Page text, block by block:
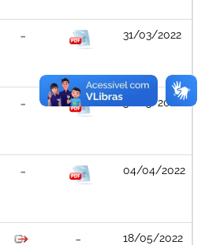
31/03/2022
31/03/2022
04/04/2022
18/05/2022